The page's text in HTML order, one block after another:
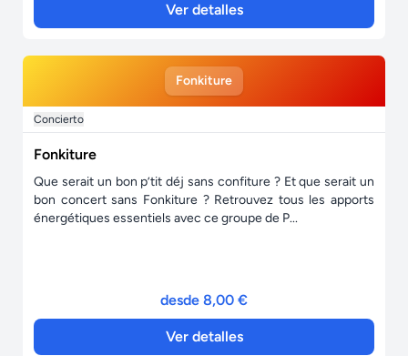
Ver detalles
Fonkiture
Concierto
Fonkiture
Que serait un bon p’tit déj sans confiture ? Et que serait un
bon concert sans Fonkiture ? Retrouvez tous les apports
énergétiques essentiels avec ce groupe de P...
desde 8,00 €
Ver detalles